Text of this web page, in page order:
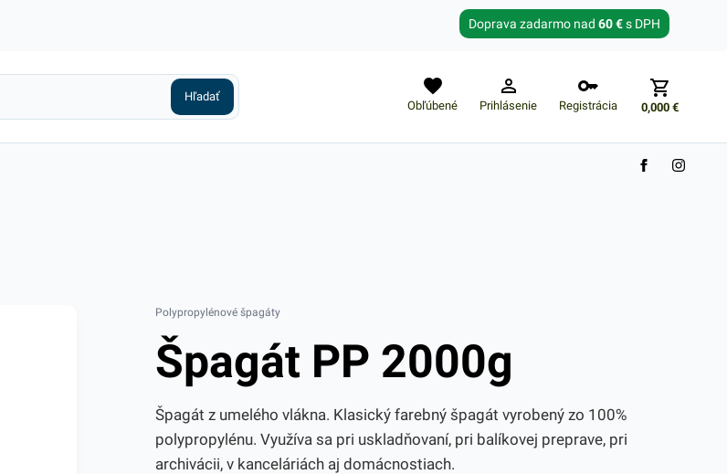
Doprava zadarmo nad 60 €s DPH
Obľúbené Prihlásenie Registrácia 0,000€
Zabudnuté heslo?
Polypropylénové špagáty
Špagát PP 2000g
Špagát z umelého vlákna. Klasický farebný špagát vyrobený zo 100%
polypropylénu. Využíva sa pri uskladňovaní, pri balíkovej preprave, pri
archivácii, v kanceláriách aj domácnostiach.